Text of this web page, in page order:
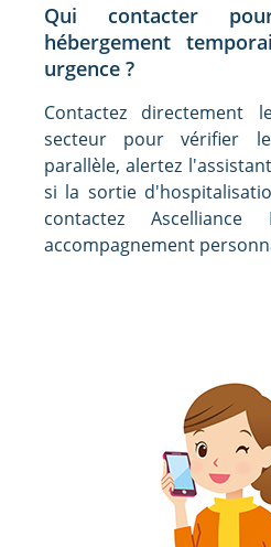
Qui contacter
hébergement
urgence ?
Contactez directement
secteur pour vérifier
parallèle, alertez
si la sortie
contactez
accompagnement